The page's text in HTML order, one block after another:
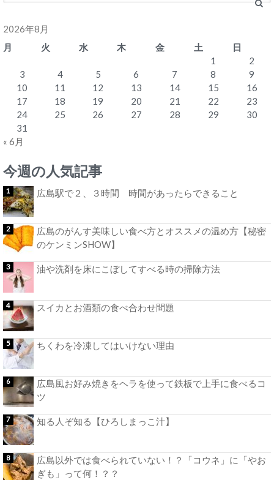
2026年8月
月
火 水 木 金 土
日
1
2
3
4 5 6 7 8
9
10
11 12 13 14 15
16
17
18 19 20 21 22
23
24
25 26 27 28 29
30
31
« 6月
今週の人気記事
広島駅で２、３時間 時間があったらできること
広島のがんす美味しい食べ方とオススメの温め方【秘密
のケンミンSHOW】
油や洗剤を床にこぼしてすべる時の掃除方法
スイカとお酒類の食べ合わせ問題
ちくわを冷凍してはいけない理由
広島風お好み焼きをヘラを使って鉄板で上手に食べるコ
ツ
知る人ぞ知る【ひろしまっこ汁】
広島以外では食べられていない！？「コウネ」に「やお
ぎも」って何！？？